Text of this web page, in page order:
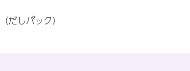
（だしパック）